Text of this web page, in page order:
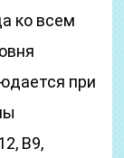
ко всем
при
В9,